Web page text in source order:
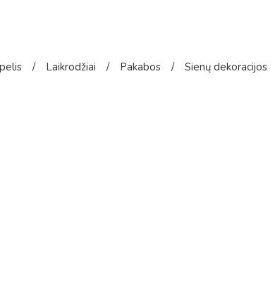
/ Laikrodžiai / Pakabos / Sienų dekoracijos